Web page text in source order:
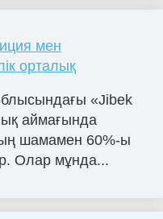
мен
орталық
«Jibek
аймағында
шамамен 60%-ы
Олар мұнда...